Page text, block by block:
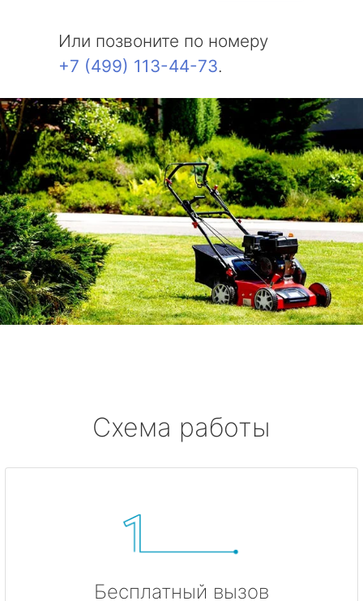
метро Красносельская
метро Беляево
метро Бибирево
метро Водный стадион
метро Курская
метро Комсомольская
метро Жулебино
метро Кропоткинская
Или позвоните по номеру
+7 (499) 113-44-73.
Схема работы
Бесплатный вызов